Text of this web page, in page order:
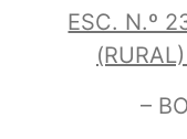
ESC. N.º
–